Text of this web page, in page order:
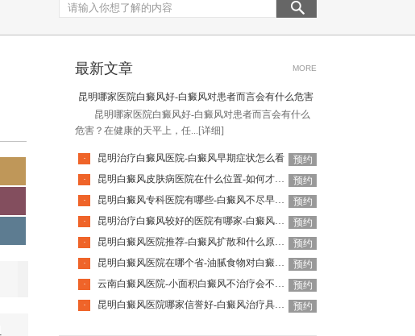
最新文章 MORE
昆明哪家医院白癜风好-白癜风对患者而言会有什么危害
昆明哪家医院白癜风好-白癜风对患者而言会有什么
危害？在健康的天平上，任... [详细]
· 昆明治疗白癜风医院-白癜风早期症状怎么看
预约
·
昆明白癜风皮肤病医院在什么位置-如何才能防止白癜风扩散呢
预约
·
昆明白癜风专科医院有哪些-白癜风不尽早治疗会扩散吗
预约
·
昆明治疗白癜风较好的医院有哪家-白癜风发病时会有什么症状表现
预约
·
昆明白癜风医院推荐-白癜风扩散和什么原因有关
预约
·
昆明白癜风医院在哪个省-油腻食物对白癜风患者有什么影响呢
预约
·
云南白癜风医院-小面积白癜风不治疗会不会好
预约
·
昆明白癜风医院哪家信誉好-白癜风治疗具体需要多少钱呢 预约